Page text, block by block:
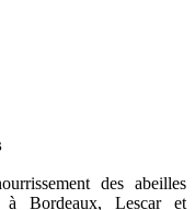
des abeilles
à Bordeaux, Lescar et